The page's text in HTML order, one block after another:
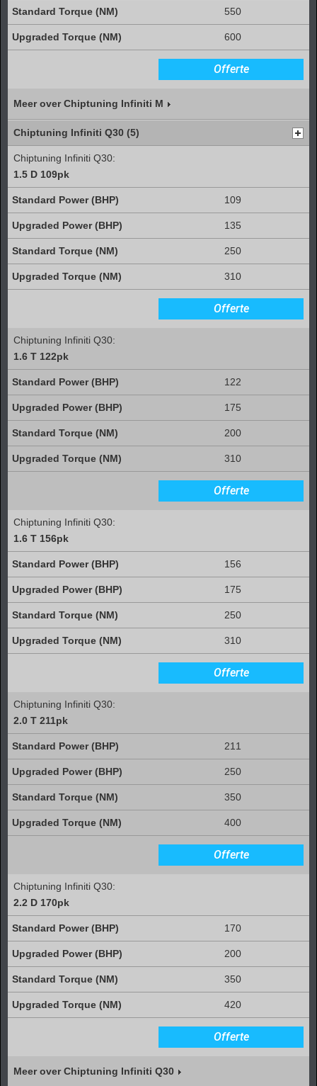
550
600
Offerte
Meer over Chiptuning Infiniti M
Chiptuning Infiniti Q30 (5)
Chiptuning Infiniti Q30:
1.5 D 109pk
109
135
250
310
Offerte
Chiptuning Infiniti Q30:
1.6 T 122pk
122
175
200
310
Offerte
Chiptuning Infiniti Q30:
1.6 T 156pk
156
175
250
310
Offerte
Chiptuning Infiniti Q30:
2.0 T 211pk
211
250
350
400
Offerte
Chiptuning Infiniti Q30:
2.2 D 170pk
170
200
350
420
Offerte
Meer over Chiptuning Infiniti Q30